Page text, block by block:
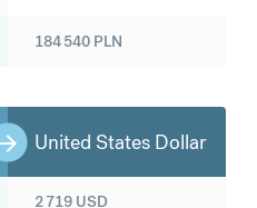
184 540 PLN
United States Dollar
2 719 USD